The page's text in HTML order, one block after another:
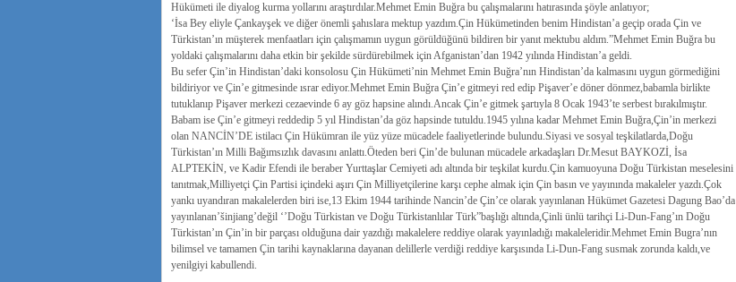
Hükümeti ile diyalog kurma yollarını araştırdılar.Mehmet Emin Buğra bu çalışmalarını hatırasında şöyle anlatıyor;
‘İsa Bey eliyle Çankayşek ve diğer önemli şahıslara mektup yazdım.Çin Hükümetinden benim Hindistan’a geçip orada Çin ve
Türkistan’ın müşterek menfaatları için çalışmamın uygun görüldüğünü bildiren bir yanıt mektubu aldım.”Mehmet Emin Buğra bu
yoldaki çalışmalarını daha etkin bir şekilde sürdürebilmek için Afganistan’dan 1942 yılında Hindistan’a geldi.
Bu sefer Çin’in Hindistan’daki konsolosu Çin Hükümeti’nin Mehmet Emin Buğra’nın Hindistan’da kalmasını uygun görmediğini
bildiriyor ve Çin’e gitmesinde ısrar ediyor.Mehmet Emin Buğra Çin’e gitmeyi red edip Pişaver’e döner dönmez,babamla birlikte
tutuklanıp Pişaver merkezi cezaevinde 6 ay göz hapsine alındı.Ancak Çin’e gitmek şartıyla 8 Ocak 1943’te serbest bırakılmıştır.
Babam ise Çin’e gitmeyi reddedip 5 yıl Hindistan’da göz hapsinde tutuldu.1945 yılına kadar Mehmet Emin Buğra,Çin’in merkezi
olan NANCİN’DE istilacı Çin Hükümran ile yüz yüze mücadele faaliyetlerinde bulundu.Siyasi ve sosyal teşkilatlarda,Doğu
Türkistan’ın Milli Bağımsızlık davasını anlattı.Öteden beri Çin’de bulunan mücadele arkadaşları Dr.Mesut BAYKOZİ, İsa
ALPTEKİN, ve Kadir Efendi ile beraber Yurttaşlar Cemiyeti adı altında bir teşkilat kurdu.Çin kamuoyuna Doğu Türkistan meselesini
tanıtmak,Milliyetçi Çin Partisi içindeki aşırı Çin Milliyetçilerine karşı cephe almak için Çin basın ve yayınında makaleler yazdı.Çok
yankı uyandıran makalelerden biri ise,13 Ekim 1944 tarihinde Nancin’de Çin’ce olarak yayınlanan Hükümet Gazetesi Dagung Bao’da
yayınlanan’šinjiang’değil ‘’Doğu Türkistan ve Doğu Türkistanlılar Türk”başlığı altında,Çinli ünlü tarihçi Li-Dun-Fang’ın Doğu
Türkistan’ın Çin’in bir parçası olduğuna dair yazdığı makalelere reddiye olarak yayınladığı makaleleridir.Mehmet Emin Bugra’nın
bilimsel ve tamamen Çin tarihi kaynaklarına dayanan delillerle verdiği reddiye karşısında Li-Dun-Fang susmak zorunda kaldı,ve
yenilgiyi kabullendi.